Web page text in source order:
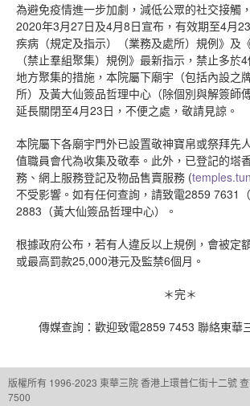
為避免疫情進一步加劇，減低公眾的社交接觸
2020年3月27日及4月8日宣布，有效期至4月
疾病（規定及指示）（業務及處所）規例》及
（禁止羣組聚集）規例》最新指示，禁止多於
地方聚集的措施，本院屬下廟宇（包括內設之
所）及黃大仙簽品哲理中心（除個別與解簽師
延長關閉至4月23日，不便之處，敬請見諒。
本院屬下各廟宇門外已設置敬神寶帛或祭拜先
值職員會代為收集及敬奉。此外，已登記的塔
務、網上服務登記及物品售賣服務 (
不受影響。如有任何查詢，請致電2859 7631
2883（黃大仙簽品哲理中心）。
根據政府公布，若有人違反以上規例，會被定
或最高罰款25,000港元及監禁6個月。
＊完＊
傳媒查詢：歡迎致電2859 7453 聯絡東華
版權所有 1996-2023 東華三院香港上環普仁街十二號
7500